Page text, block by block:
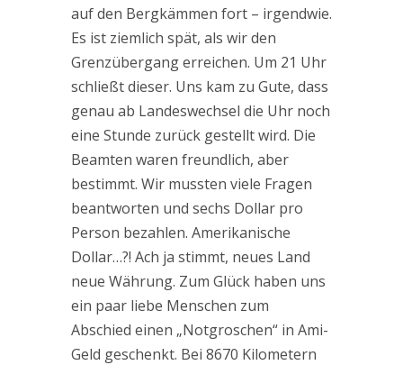
auf den Bergkämmen fort – irgendwie.
Es ist ziemlich spät, als wir den
Grenzübergang erreichen. Um 21 Uhr
schließt dieser. Uns kam zu Gute, dass
genau ab Landeswechsel die Uhr noch
eine Stunde zurück gestellt wird. Die
Beamten waren freundlich, aber
bestimmt. Wir mussten viele Fragen
beantworten und sechs Dollar pro
Person bezahlen. Amerikanische
Dollar…?! Ach ja stimmt, neues Land
neue Währung. Zum Glück haben uns
ein paar liebe Menschen zum
Abschied einen „Notgroschen“ in Ami-
Geld geschenkt. Bei 8670 Kilometern